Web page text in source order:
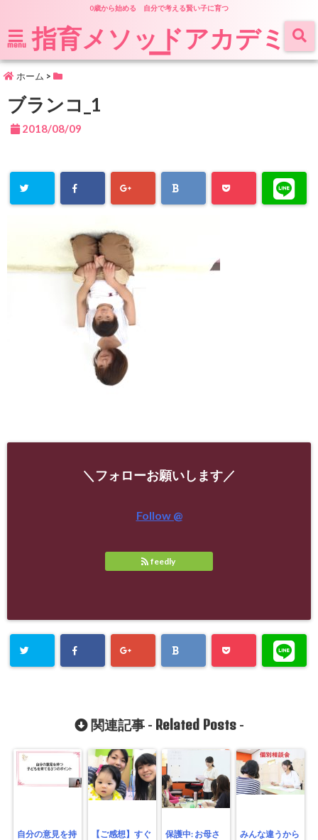
0歳から始める 自分で考える賢い子に育つ
menu 指育メソッドアカデミ
ー
ホーム >
ブランコ_1
2018/08/09
＼フォローお願いします／
Follow @
feedly
関連記事 - Related Posts-
自分の意見を持
【ご感想】すぐ
保護中: お母さ
みんな違うから